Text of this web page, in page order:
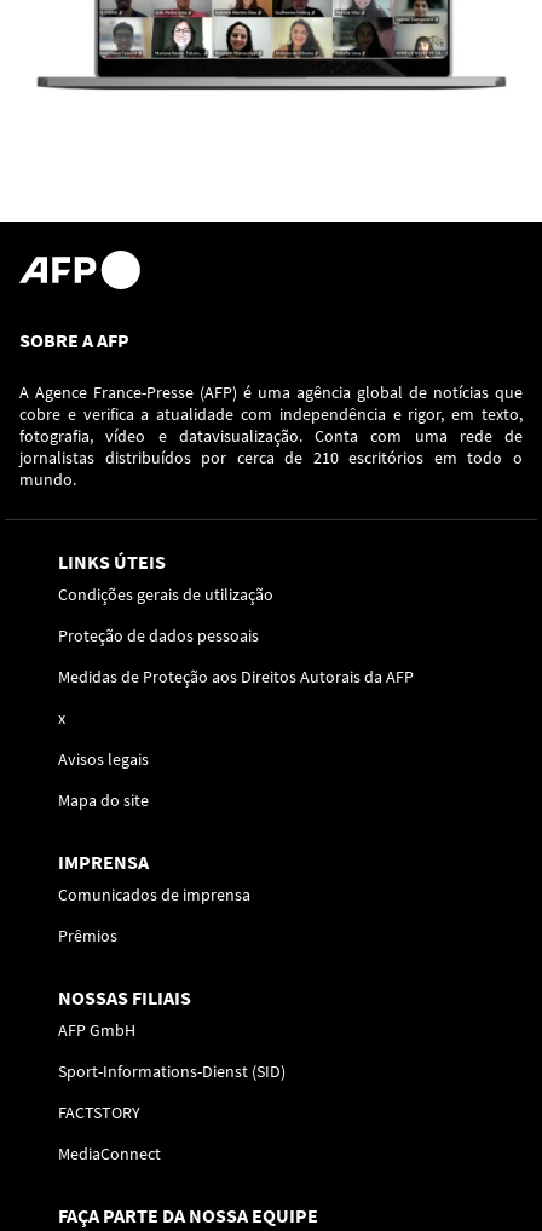
SOBRE A AFP
A Agence France-Presse (AFP) é uma agência global de notícias que
cobre e verifica a atualidade com independência e rigor, em texto,
fotografia, vídeo e datavisualização. Conta com uma rede de
jornalistas distribuídos por cerca de 210 escritórios em todo o
mundo.
LINKS ÚTEIS
Condições gerais de utilização
Proteção de dados pessoais
Medidas de Proteção aos Direitos Autorais da AFP
x
Avisos legais
Mapa do site
IMPRENSA
Comunicados de imprensa
Prêmios
NOSSAS FILIAIS
AFP GmbH
Sport-Informations-Dienst (SID)
FACTSTORY
MediaConnect
FAÇA PARTE DA NOSSA EQUIPE